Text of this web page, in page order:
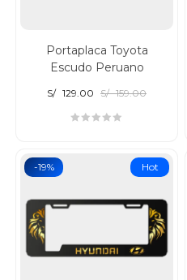
Portaplaca Toyota
Escudo Peruano
S/ 159.00
S/ 129.00
-19% Hot